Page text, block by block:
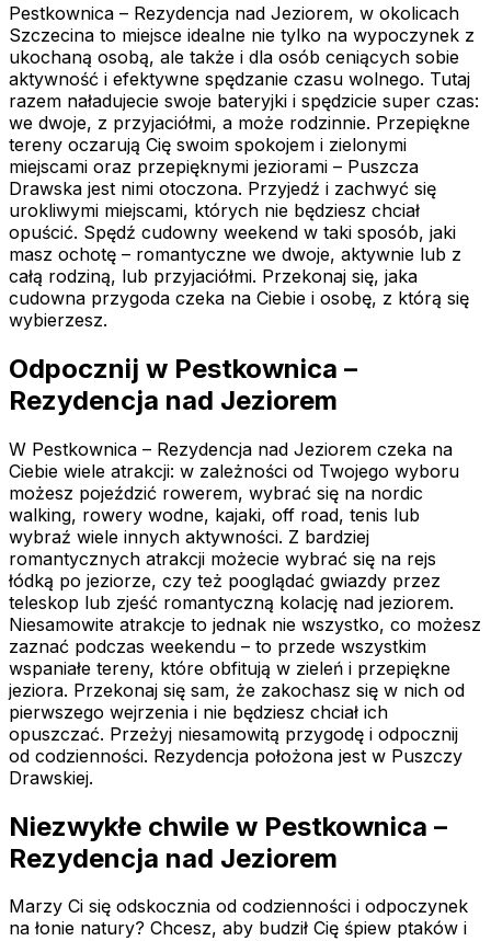
Pestkownica – Rezydencja nad Jeziorem, w okolicach
Szczecina to miejsce idealne nie tylko na wypoczynek z
ukochaną osobą, ale także i dla osób ceniących sobie
aktywność i efektywne spędzanie czasu wolnego. Tutaj
razem naładujecie swoje bateryjki i spędzicie super czas:
we dwoje, z przyjaciółmi, a może rodzinnie. Przepiękne
tereny oczarują Cię swoim spokojem i zielonymi
miejscami oraz przepięknymi jeziorami – Puszcza
Drawska jest nimi otoczona. Przyjedź i zachwyć się
urokliwymi miejscami, których nie będziesz chciał
opuścić. Spędź cudowny weekend w taki sposób, jaki
masz ochotę – romantyczne we dwoje, aktywnie lub z
całą rodziną, lub przyjaciółmi. Przekonaj się, jaka
cudowna przygoda czeka na Ciebie i osobę, z którą się
wybierzesz.
Odpocznij w Pestkownica –
Rezydencja nad Jeziorem
W Pestkownica – Rezydencja nad Jeziorem czeka na
Ciebie wiele atrakcji: w zależności od Twojego wyboru
możesz pojeździć rowerem, wybrać się na nordic
walking, rowery wodne, kajaki, off road, tenis lub
wybraź wiele innych aktywności. Z bardziej
romantycznych atrakcji możecie wybrać się na rejs
łódką po jeziorze, czy też pooglądać gwiazdy przez
teleskop lub zjeść romantyczną kolację nad jeziorem.
Niesamowite atrakcje to jednak nie wszystko, co możesz
zaznać podczas weekendu – to przede wszystkim
wspaniałe tereny, które obfitują w zieleń i przepiękne
jeziora. Przekonaj się sam, że zakochasz się w nich od
pierwszego wejrzenia i nie będziesz chciał ich
opuszczać. Przeżyj niesamowitą przygodę i odpocznij
od codzienności. Rezydencja położona jest w Puszczy
Drawskiej.
Niezwykłe chwile w Pestkownica –
Rezydencja nad Jeziorem
Marzy Ci się odskocznia od codzienności i odpoczynek
na łonie natury? Chcesz, aby budził Cię śpiew ptaków i